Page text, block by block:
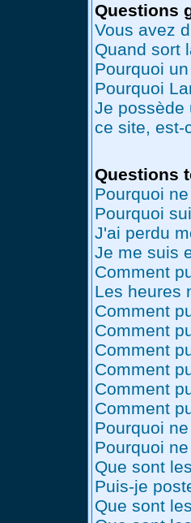
Questions
Vous avez
Quand sort
Pourquoi
Pourquoi
Je possède
ce site, est-
Questions
Pourquoi
Pourquoi
J'ai perdu
Je me suis
Comment
Les heures
Comment
Comment
Comment
Comment
Comment
Comment
Pourquoi
Pourquoi
Que sont
Puis-je
Que sont